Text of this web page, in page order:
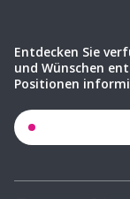
Entdecken Sie
und Wünschen
Positionen